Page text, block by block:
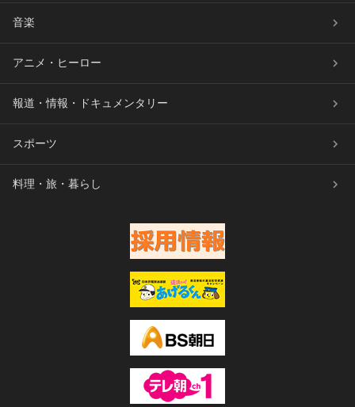
音楽
アニメ・ヒーロー
報道・情報・ドキュメンタリー
スポーツ
料理・旅・暮らし